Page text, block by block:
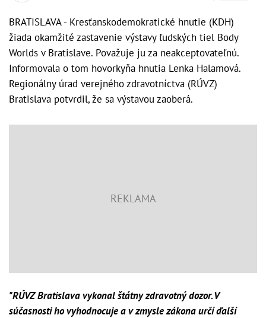
BRATISLAVA - Kresťanskodemokratické hnutie (KDH)
žiada okamžité zastavenie výstavy ľudských tiel Body
Worlds v Bratislave. Považuje ju za neakceptovateľnú.
Informovala o tom hovorkyňa hnutia Lenka Halamová.
Regionálny úrad verejného zdravotníctva (RÚVZ)
Bratislava potvrdil, že sa výstavou zaoberá.
"RÚVZ Bratislava vykonal štátny zdravotný dozor. V
súčasnosti ho vyhodnocuje a v zmysle zákona určí ďalší